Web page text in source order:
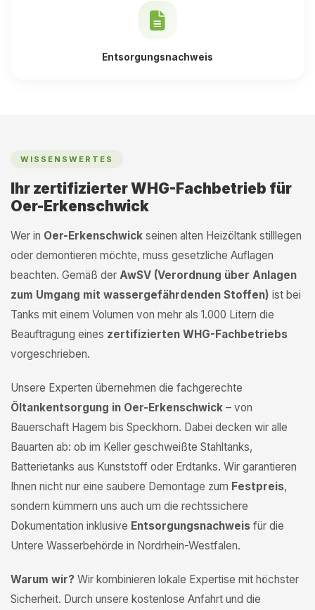
Entsorgungsnachweis
WISSENSWERTES
Ihr zertifizierter WHG-Fachbetrieb für
Oer-Erkenschwick
Wer in Oer-Erkenschwick seinen alten Heizöltank stilllegen
oder demontieren möchte, muss gesetzliche Auflagen
beachten. Gemäß der AwSV (Verordnung über Anlagen
zum Umgang mit wassergefährdenden Stoffen) ist bei
Tanks mit einem Volumen von mehr als 1.000 Litern die
Beauftragung eines zertifizierten WHG-Fachbetriebs
vorgeschrieben.
Unsere Experten übernehmen die fachgerechte
Öltankentsorgung in Oer-Erkenschwick – von
Bauerschaft Hagem bis Speckhorn. Dabei decken wir alle
Bauarten ab: ob im Keller geschweißte Stahltanks,
Batterietanks aus Kunststoff oder Erdtanks. Wir garantieren
Ihnen nicht nur eine saubere Demontage zum Festpreis,
sondern kümmern uns auch um die rechtssichere
Dokumentation inklusive Entsorgungsnachweis für die
Untere Wasserbehörde in Nordrhein-Westfalen.
Warum wir? Wir kombinieren lokale Expertise mit höchster
Sicherheit. Durch unsere kostenlose Anfahrt und die